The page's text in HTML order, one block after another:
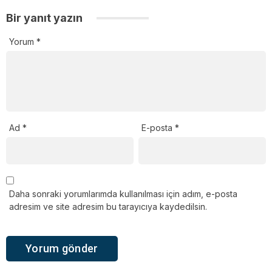
Bir yanıt yazın
Yorum *
Ad * E-posta*
Daha sonraki yorumlarımda kullanılması için adım, e-posta
adresim ve site adresim bu tarayıcıya kaydedilsin.